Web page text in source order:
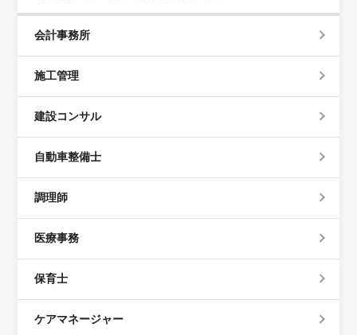
会計事務所
施工管理
建設コンサル
自動車整備士
調理師
医療事務
保育士
ケアマネージャー